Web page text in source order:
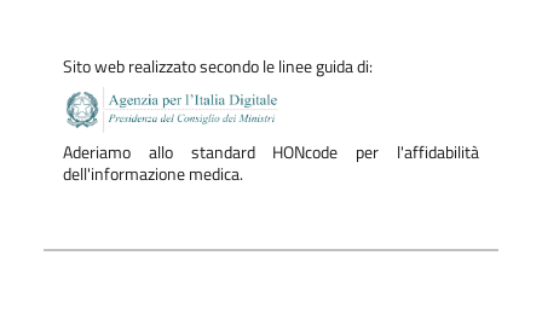
Sito web realizzato secondo le linee guida di:
Aderiamo allo standard HONcode per l'affidabilità
dell'informazione medica.